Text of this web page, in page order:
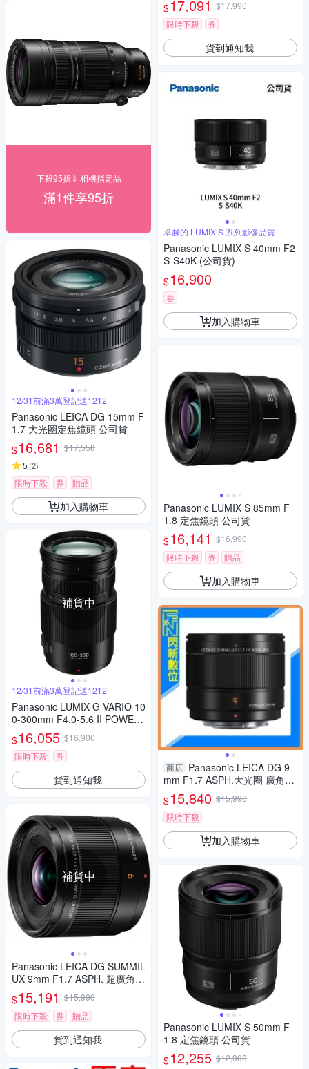
下殺95折⇓ 相機指定品
滿1件享95折
12/31前滿3萬登記送1212
Panasonic LEICA DG 15mm F
1.7 大光圈定焦鏡頭 公司貨
$16,681 $17,558
5 (2)
限時下殺 券 贈品
加入購物車
補貨中
12/31前滿3萬登記送1212
Panasonic LUMIX G VARIO 10
0-300mm F4.0-5.6 II POWER
O.I.S.二代變焦鏡頭 公司貨
$16,055 $16,900
限時下殺
券
貨到通知我
補貨中
Panasonic LEICA DG SUMMIL
UX 9mm F1.7 ASPH. 超廣角
定焦鏡頭 公司貨 H-X09GC
$15,191 $15,990
限時下殺
券 贈品
貨到通知我
$17,091 $17,990
限時下殺
券
貨到通知我
卓越的 LUMIX S 系列影像品質
Panasonic LUMIX S 40mm F2
S-S40K (公司貨)
$16,900
券
加入購物車
Panasonic LUMIX S 85mm F
1.8 定焦鏡頭 公司貨
$16,141 $16,990
限時下殺
券 贈品
加入購物車
商店 Panasonic LEICA DG 9
mm F1.7 ASPH.大光圈 廣角定
焦 微距(公司貨)
$15,840 $15,990
限時下殺
加入購物車
Panasonic LUMIX S 50mm F
1.8 定焦鏡頭 公司貨
$12,255 $12,900